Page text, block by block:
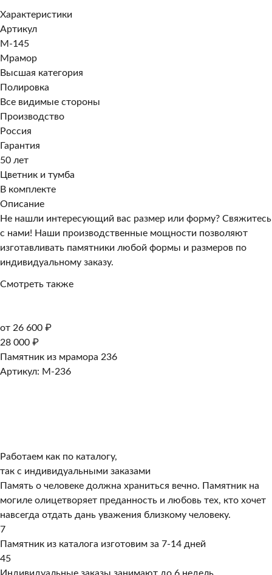
Характеристики
Артикул
M-145
Мрамор
Высшая категория
Полировка
Все видимые стороны
Производство
Россия
Гарантия
50 лет
Цветник и тумба
В комплекте
Описание
Не нашли интересующий вас размер или форму? Свяжитесь
с нами! Наши производственные мощности позволяют
изготавливать памятники любой формы и размеров по
индивидуальному заказу.
Смотреть также
от 26 600 ₽
28 000 ₽
Памятник из мрамора 236
Артикул: M-236
Работаем как по каталогу,
так с индивидуальными заказами
Память о человеке должна храниться вечно. Памятник на
могиле олицетворяет преданность и любовь тех, кто хочет
навсегда отдать дань уважения близкому человеку.
7
Памятник из каталога изготовим за 7-14 дней
45